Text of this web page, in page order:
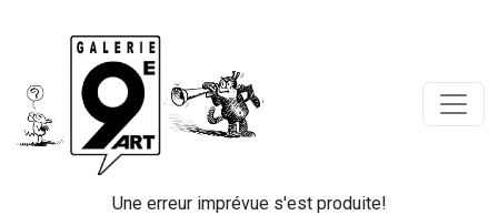
Une erreur imprévue s'est produite!